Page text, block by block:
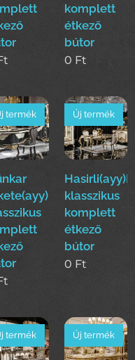
komplett
étkező
bútor
0 Ft
termék
klasszikus
komplett
étkező
bútor
Új termék
0 Ft
termék Új termék